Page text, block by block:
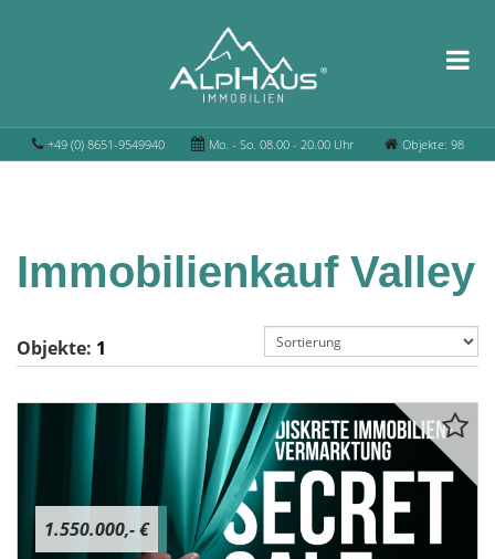
+49 (0) 8651-9549940 Mo. - So. 08.00 - 20.00 Uhr Objekte: 98
Immobilienkauf Valley
Objekte: 1
1.550.000,- €